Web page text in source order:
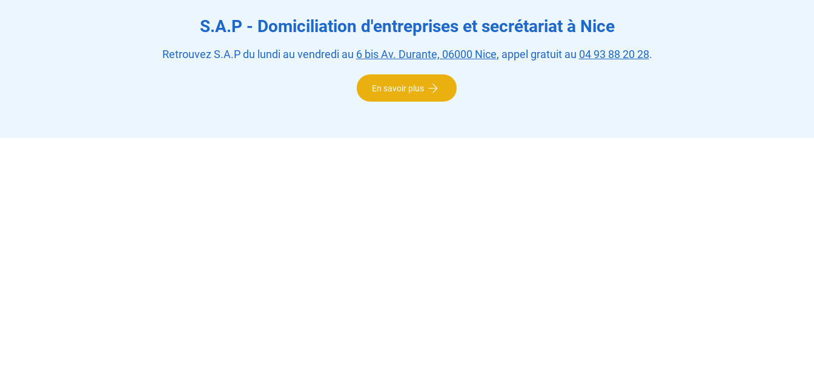
Prix des carburants :
comment trouver la station-
S.A.P - Domiciliation d'entreprises et secrétariat à Nice
Retrouvez S.A.P du lundi au vendredi au 6 bis Av. Durante, 06000 Nice, appel gratuit au 04 93 88 20 28.
En savoir plus